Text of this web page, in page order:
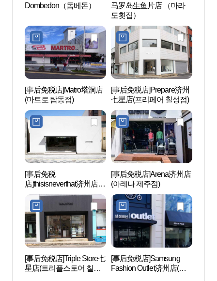
Dombedon（돔베돈）
马罗岛生鱼片店 （마라
도횟집）
[事后免税店]Matro塔洞店
(마트로 탑동점)
[事后免税店]Prepare济州
七星店(프리페어 칠성점)
[事后免税
店]thisisneverthat济州店
(디스이즈네버댓 제주점)
[事后免税店]Arena济州店
(아레나 제주점)
[事后免税店]Triple Store七
星店(트리플스토어 칠성
[事后免税店]Samsung
Fashion Outlet济州店(삼